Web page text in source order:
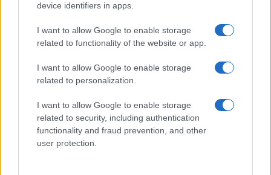
device identifiers in apps.
I want to allow Google to enable storage
related to functionality of the website or app.
I want to allow Google to enable storage
related to personalization.
I want to allow Google to enable storage
related to security, including authentication
functionality and fraud prevention, and other
user protection.
(BTC)
$1,922.14
BNB
(BNB)
$602.95